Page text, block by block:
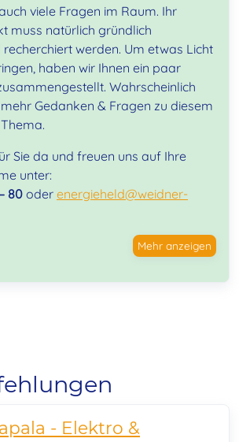
viele Fragen im Raum. Ihr
muss natürlich gründlich
werden. Um etwas Licht
haben wir Ihnen ein paar
Wahrscheinlich
Gedanken & Fragen zu diesem
Sie da und freuen uns auf Ihre
unter:
80 oder energieheld@weidner-
Mehr anzeigen
- Elektro &